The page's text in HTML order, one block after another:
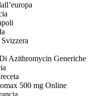
Azithromycin Generiche
500 mg Online